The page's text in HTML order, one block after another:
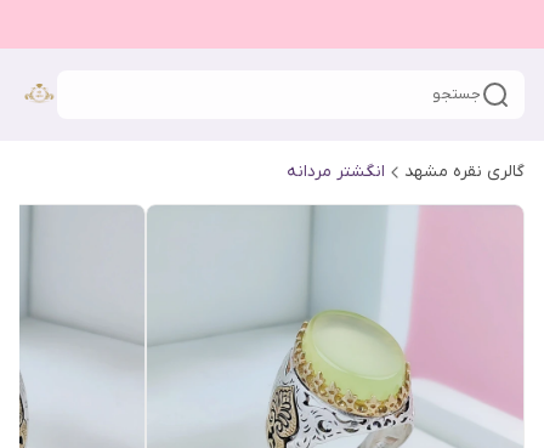
جستجو
گالری نقره مشهد انگشتر مردانه